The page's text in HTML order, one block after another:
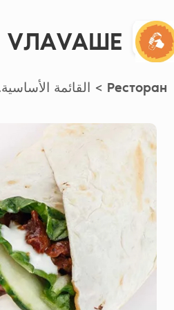
VЛАVАШЕ
Ресторан
> القائمة